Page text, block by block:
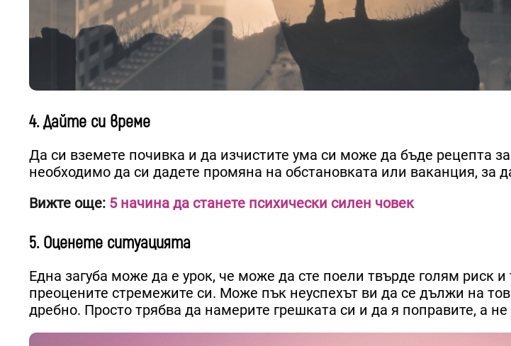
4. Дайте си време
Да си вземете почивка и да изчистите ума си може да бъде рецепта
необходимо да си дадете промяна на обстановката или ваканция, за
Вижте още: 5 начина да станете психически силен човек
5. Оценете ситуацията
Една загуба може да е урок, че може да сте поели твърде голям риск
преоцените стремежите си. Може пък неуспехът ви да се дължи на
дребно. Просто трябва да намерите грешката си и да я поправите, а